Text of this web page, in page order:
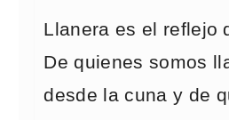
Llanera es el reflejo
De quienes somos
desde la cuna y de